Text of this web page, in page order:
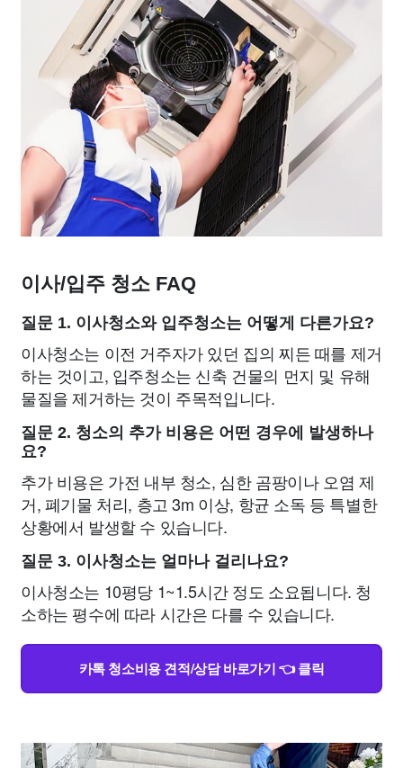
이사/입주 청소 FAQ
질문 1. 이사청소와 입주청소는 어떻게 다른가요?
이사청소는 이전 거주자가 있던 집의 찌든 때를 제거
하는 것이고, 입주청소는 신축 건물의 먼지 및 유해
물질을 제거하는 것이 주목적입니다.
질문 2. 청소의 추가 비용은 어떤 경우에 발생하나
요?
추가 비용은 가전 내부 청소, 심한 곰팡이나 오염 제
거, 폐기물 처리, 층고 3m 이상, 항균 소독 등 특별한
상황에서 발생할 수 있습니다.
질문 3. 이사청소는 얼마나 걸리나요?
이사청소는 10평당 1~1.5시간 정도 소요됩니다. 청
소하는 평수에 따라 시간은 다를 수 있습니다.
카톡 청소비용 견적/상담 바로가기 👈 클릭